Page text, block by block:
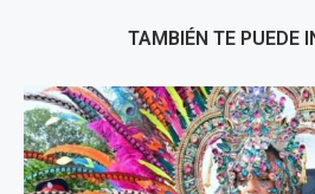
TAMBIÉN TE PUEDE